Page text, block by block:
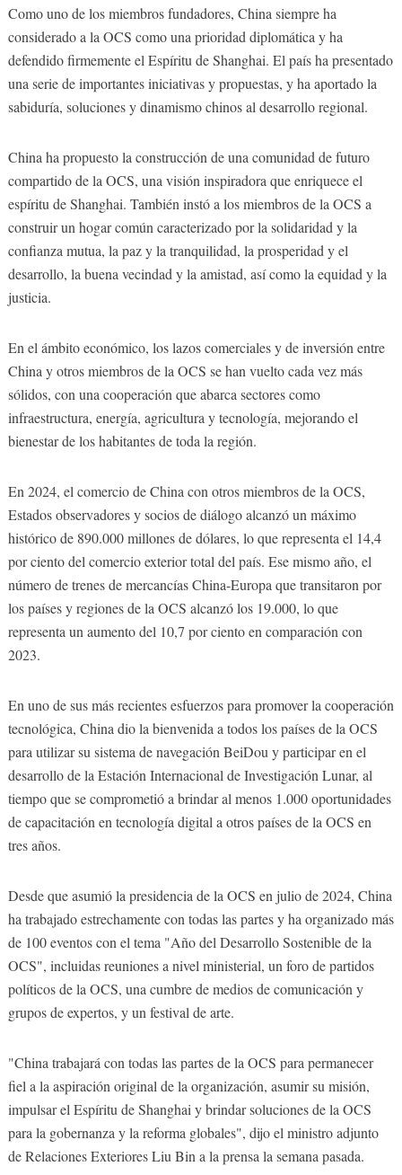
Como uno de los miembros fundadores, China siempre ha
considerado a la OCS como una prioridad diplomática y ha
defendido firmemente el Espíritu de Shanghai. El país ha presentado
una serie de importantes iniciativas y propuestas, y ha aportado la
sabiduría, soluciones y dinamismo chinos al desarrollo regional.
China ha propuesto la construcción de una comunidad de futuro
compartido de la OCS, una visión inspiradora que enriquece el
espíritu de Shanghai. También instó a los miembros de la OCS a
construir un hogar común caracterizado por la solidaridad y la
confianza mutua, la paz y la tranquilidad, la prosperidad y el
desarrollo, la buena vecindad y la amistad, así como la equidad y la
justicia.
En el ámbito económico, los lazos comerciales y de inversión entre
China y otros miembros de la OCS se han vuelto cada vez más
sólidos, con una cooperación que abarca sectores como
infraestructura, energía, agricultura y tecnología, mejorando el
bienestar de los habitantes de toda la región.
En 2024, el comercio de China con otros miembros de la OCS,
Estados observadores y socios de diálogo alcanzó un máximo
histórico de 890.000 millones de dólares, lo que representa el 14,4
por ciento del comercio exterior total del país. Ese mismo año, el
número de trenes de mercancías China-Europa que transitaron por
los países y regiones de la OCS alcanzó los 19.000, lo que
representa un aumento del 10,7 por ciento en comparación con
2023.
En uno de sus más recientes esfuerzos para promover la cooperación
tecnológica, China dio la bienvenida a todos los países de la OCS
para utilizar su sistema de navegación BeiDou y participar en el
desarrollo de la Estación Internacional de Investigación Lunar, al
tiempo que se comprometió a brindar al menos 1.000 oportunidades
de capacitación en tecnología digital a otros países de la OCS en
tres años.
Desde que asumió la presidencia de la OCS en julio de 2024, China
ha trabajado estrechamente con todas las partes y ha organizado más
de 100 eventos con el tema "Año del Desarrollo Sostenible de la
OCS", incluidas reuniones a nivel ministerial, un foro de partidos
políticos de la OCS, una cumbre de medios de comunicación y
grupos de expertos, y un festival de arte.
"China trabajará con todas las partes de la OCS para permanecer
fiel a la aspiración original de la organización, asumir su misión,
impulsar el Espíritu de Shanghai y brindar soluciones de la OCS
para la gobernanza y la reforma globales", dijo el ministro adjunto
de Relaciones Exteriores Liu Bin a la prensa la semana pasada.